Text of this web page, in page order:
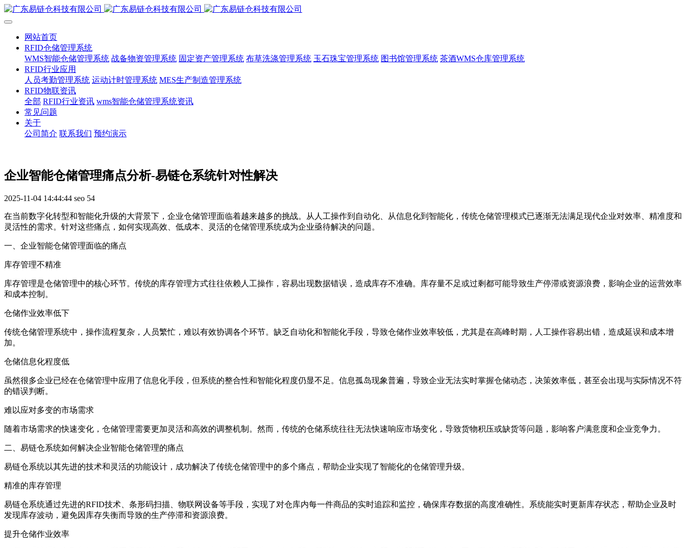
网站首页
RFID仓储管理系统
WMS智能仓储管理系统 战备物资管理系统 固定资产管理系统 布草洗涤管理系统 玉石珠宝管理系统 图书馆管理系统 茶酒WMS仓库管理系统
RFID行业应用
人员考勤管理系统 运动计时管理系统 MES生产制造管理系统
RFID物联资讯
全部 RFID行业资讯 wms智能仓储管理系统资讯
常见问题
关于
公司简介 联系我们 预约演示
企业智能仓储管理痛点分析-易链仓系统针对性解决
2025-11-04 14:44:44 seo 54
在当前数字化转型和智能化升级的大背景下，企业仓储管理面临着越来越多的挑战。从人工操作到自动化、从信息化到智能化，传统仓储管理模式已逐渐无法满足现代企业对效率、精准度和
灵活性的需求。针对这些痛点，如何实现高效、低成本、灵活的仓储管理系统成为企业亟待解决的问题。
一、企业智能仓储管理面临的痛点
库存管理不精准
库存管理是仓储管理中的核心环节。传统的库存管理方式往往依赖人工操作，容易出现数据错误，造成库存不准确。库存量不足或过剩都可能导致生产停滞或资源浪费，影响企业的运营效率
和成本控制。
仓储作业效率低下
传统仓储管理系统中，操作流程复杂，人员繁忙，难以有效协调各个环节。缺乏自动化和智能化手段，导致仓储作业效率较低，尤其是在高峰时期，人工操作容易出错，造成延误和成本增
加。
仓储信息化程度低
虽然很多企业已经在仓储管理中应用了信息化手段，但系统的整合性和智能化程度仍显不足。信息孤岛现象普遍，导致企业无法实时掌握仓储动态，决策效率低，甚至会出现与实际情况不符
的错误判断。
难以应对多变的市场需求
随着市场需求的快速变化，仓储管理需要更加灵活和高效的调整机制。然而，传统的仓储系统往往无法快速响应市场变化，导致货物积压或缺货等问题，影响客户满意度和企业竞争力。
二、易链仓系统如何解决企业智能仓储管理的痛点
易链仓系统以其先进的技术和灵活的功能设计，成功解决了传统仓储管理中的多个痛点，帮助企业实现了智能化的仓储管理升级。
精准的库存管理
易链仓系统通过先进的RFID技术、条形码扫描、物联网设备等手段，实现了对仓库内每一件商品的实时追踪和监控，确保库存数据的高度准确性。系统能实时更新库存状态，帮助企业及时
发现库存波动，避免因库存失衡而导致的生产停滞和资源浪费。
提升仓储作业效率